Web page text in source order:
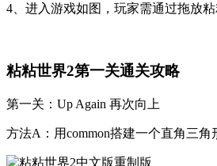
4、进入游戏如图，玩家需通过拖放
粘粘世界2第一关通关攻略
第一关：Up Again 再次向上
方法A：用common搭建一个直角三角